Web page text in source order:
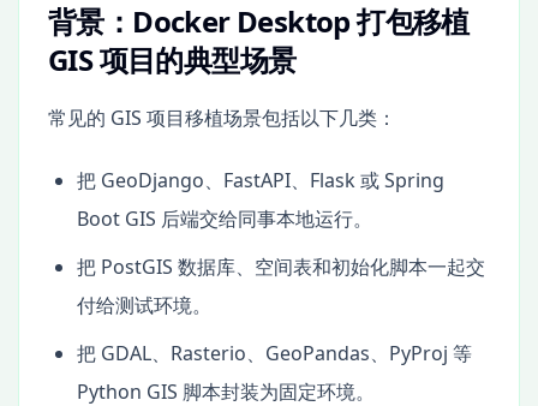
背景：Docker Desktop 打包移植
GIS 项目的典型场景
常见的 GIS 项目移植场景包括以下几类：
把 GeoDjango、FastAPI、Flask 或 Spring
Boot GIS 后端交给同事本地运行。
把 PostGIS 数据库、空间表和初始化脚本一起交
付给测试环境。
把 GDAL、Rasterio、GeoPandas、PyProj 等
Python GIS 脚本封装为固定环境。